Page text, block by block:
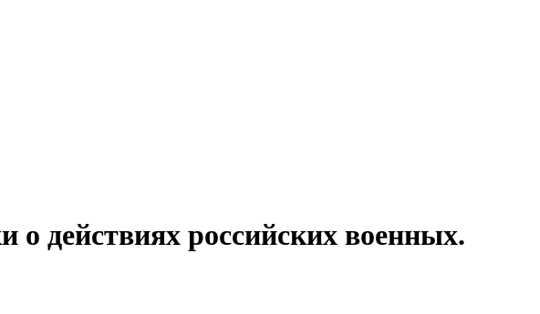
о действиях российских военных.